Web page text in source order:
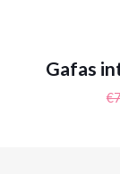
Gafas
€